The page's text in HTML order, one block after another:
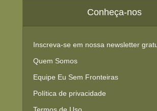
Conheça-nos
Inscreva-se em nossa newsletter
Quem Somos
Equipe Eu Sem Fronteiras
Política de privacidade
Termos de Uso